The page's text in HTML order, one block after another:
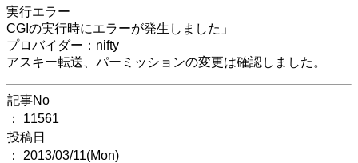
実行エラー
CGIの実行時にエラーが発生しました」
プロバイダー：nifty
アスキー転送、パーミッションの変更は確認しました。
記事No
： 11561
投稿日
： 2013/03/11(Mon)